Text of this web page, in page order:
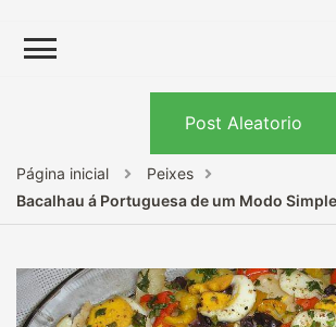
Post Aleatorio
Página inicial
Peixes
Bacalhau á Portuguesa de um Modo